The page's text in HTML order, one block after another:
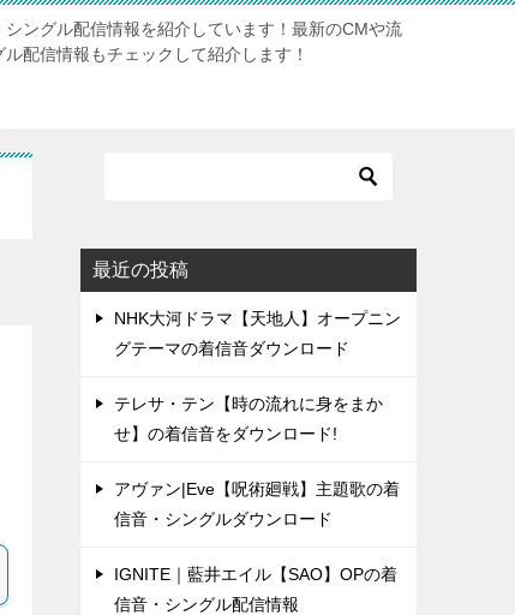
ングル配信情報を紹介しています！最新のCMや流
配信情報もチェックして紹介します！
最近の投稿
NHK大河ドラマ【天地人】オープニン
グテーマの着信音ダウンロード
テレサ・テン【時の流れに身をまか
せ】の着信音をダウンロード!
アヴァン|Eve【呪術廻戦】主題歌の着
信音・シングルダウンロード
IGNITE｜藍井エイル【SAO】OPの着
信音・シングル配信情報